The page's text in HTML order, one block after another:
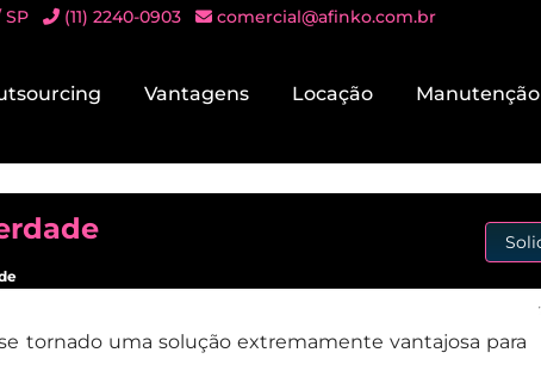
SP (11) 2240-0903 comercial@afinko.com.br
Vantagens Locação Manutenção
tornado uma solução extremamente vantajosa para